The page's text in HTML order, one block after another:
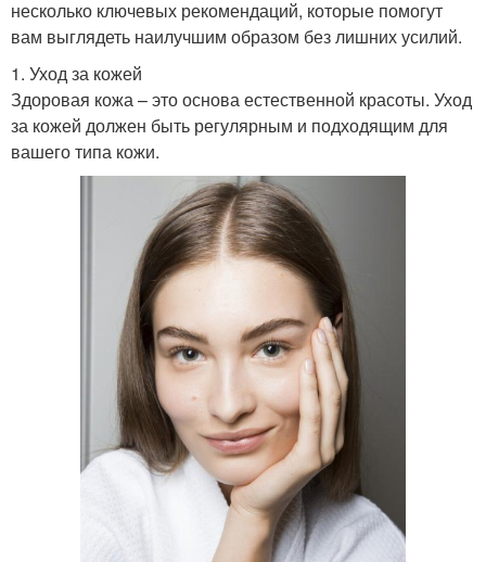
несколько ключевых рекомендаций, которые помогут
вам выглядеть наилучшим образом без лишних усилий.
1. Уход за кожей
Здоровая кожа – это основа естественной красоты. Уход
за кожей должен быть регулярным и подходящим для
вашего типа кожи.